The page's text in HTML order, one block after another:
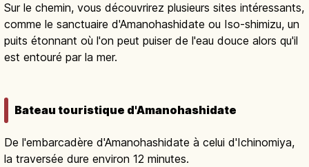
Sur le chemin, vous découvrirez plusieurs sites intéressants,
comme le sanctuaire d'Amanohashidate ou Iso-shimizu, un
puits étonnant où l'on peut puiser de l'eau douce alors qu'il
est entouré par la mer.
Bateau touristique d'Amanohashidate
De l'embarcadère d'Amanohashidate à celui d'Ichinomiya,
la traversée dure environ 12 minutes.